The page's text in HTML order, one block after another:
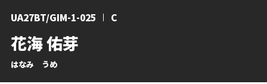
花海 佑芽
はなみ うめ
UA27BT/GIM-1-025 C